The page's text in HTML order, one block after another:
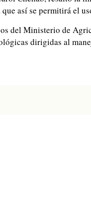
así se permitirá el
del Ministerio de
dirigidas al